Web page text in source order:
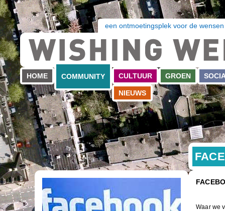
een ontmoetingsplek voor de
HOME COMMUNITY CULTUUR GROEN
NIEUWS
Waar we